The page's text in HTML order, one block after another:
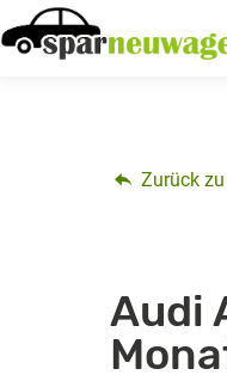
Skip
to
Zurück
Audi